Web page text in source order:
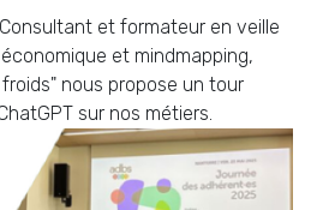
et formateur en veille
et mindmapping,
nous propose un tour
sur nos métiers.